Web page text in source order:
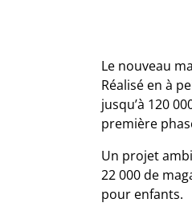
Le nouveau
Réalisé en à
jusqu’à 120
première
Un projet
22 000 de
pour enfants.